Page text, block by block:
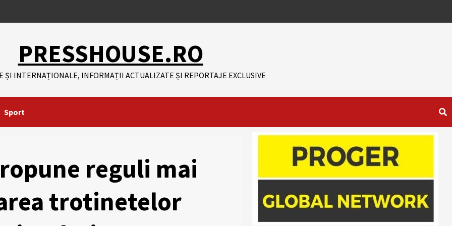
PRESSHOUSE.RO
ȘI INTERNAȚIONALE, INFORMAȚII ACTUALIZATE ȘI REPORTAJE EXCLUSIVE
Sport
reguli mai
trotinetelor